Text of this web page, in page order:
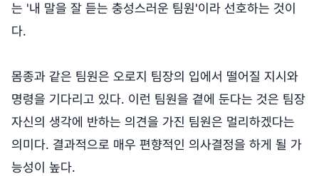
는 '내 말을 잘 듣는 충성스러운 팀원'이라 선호하는 것이
다.
몸종과 같은 팀원은 오로지 팀장의 입에서 떨어질 지시와
명령을 기다리고 있다. 이런 팀원을 곁에 둔다는 것은 팀장
자신의 생각에 반하는 의견을 가진 팀원은 멀리하겠다는
의미다. 결과적으로 매우 편향적인 의사결정을 하게 될 가
능성이 높다.